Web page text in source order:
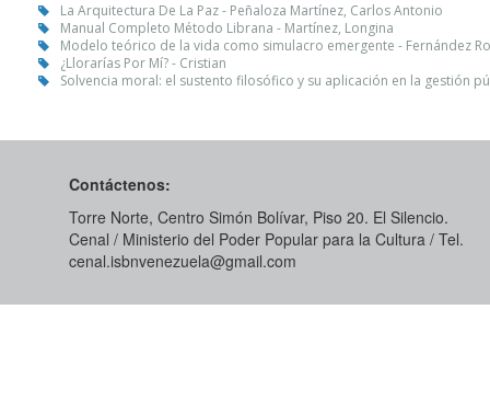
La Arquitectura De La Paz - Peñaloza Martínez, Carlos Antonio
Manual Completo Método Librana - Martínez, Longina
Modelo teórico de la vida como simulacro emergente - Fernández
¿Llorarías Por Mí? - Cristian
Solvencia moral: el sustento filosófico y su aplicación en la gestión
Contáctenos:
Torre Norte, Centro Simón Bolívar, Piso 20. El Silencio.
Cenal / Ministerio del Poder Popular para la Cultura / Tel.
cenal.isbnvenezuela@gmail.com